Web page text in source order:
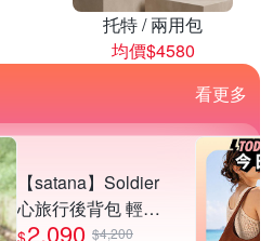
托特 / 兩用包
均價$4580
看更多
【satana】Soldier
心旅行後背包 輕量
防潑水 11吋平板 減
2,090 $4,200